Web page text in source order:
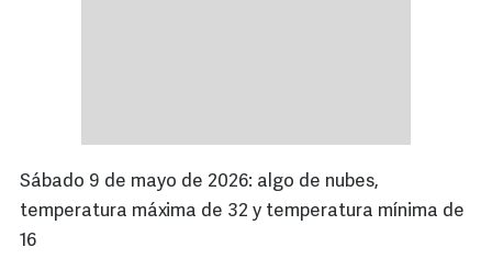
Sábado 9 de mayo de 2026: algo de nubes,
temperatura máxima de 32 y temperatura mínima de
16